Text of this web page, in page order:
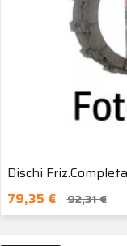
Dischi
79,35 €
92,31 €